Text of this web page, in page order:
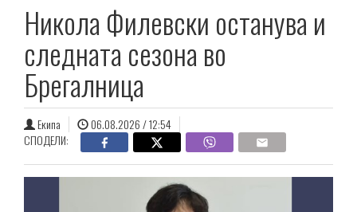
Никола Филевски останува и
следната сезона во
Брегалница
Екипа
06.08.2026 / 12:54
СПОДЕЛИ: